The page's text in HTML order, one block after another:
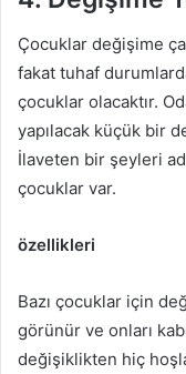
Çocuklar değişime
fakat tuhaf
çocuklar olacaktır.
yapılacak küçük bir
İlaveten bir şeyleri
çocuklar var.
özellikleri
Bazı çocuklar için
görünür ve onları
değişiklikten hiç